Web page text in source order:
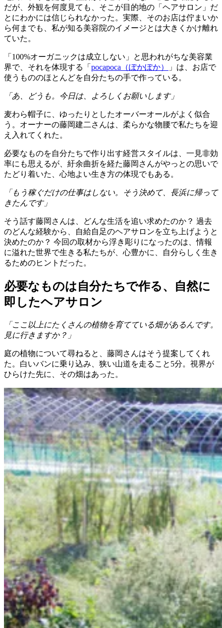
だが、外観を何度見ても、そこが目的地の「ヘアサロン」だ
とにわかには信じられなかった。実際、そのお店は佇まいか
ら何までも、私が知る美容院のイメージとは大きくかけ離れ
ていた。
「100%オーガニックは成立しない」と思われがちな美容業
界で、それを体現する「 pocapoca（ぽかぽか）
」は、お店で
使うもののほとんどを自分たちの手で作っている。
「あ、どうも。今日は、よろしくお願いします」
麦わら帽子に、ゆったりとしたオーバーオールがよく似合
う。オーナーの藤岡建二さんは、柔らかな物腰で私たちを迎
え入れてくれた。
必要なものを自分たちで作り出す経営スタイルは、一見非効
率にも思えるが、紆余曲折を経た藤岡さんがやっとの思いで
たどり着いた、心地よい生き方の体現でもある。
「もう稼ぐだけの仕事はしない。そう決めて、長浜に帰って
きたんです」
そう話す藤岡さんは、どんな生活を追い求めたのか？ 過去
のどんな経験から、自給自足のヘアサロンを立ち上げようと
決めたのか？ 今回の取材から浮き彫りになったのは、情報
に溢れた世界で生きる私たちが、心豊かに、自分らしく生き
るためのヒントだった。
必要なものは自分たちで作る、自然に
即したヘアサロン
「ここ以上にたくさんの植物を育てている畑があるんです。
見に行きますか？」
庭の植物について尋ねると、藤岡さんはそう提案してくれ
た。白いバンに乗り込み、狭い山道を走ること5分。視界が
ひらけた先に、その畑はあった。